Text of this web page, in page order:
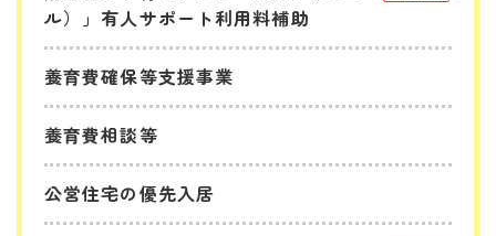
ル）」有人サポート利用料補助
養育費確保等支援事業
養育費相談等
公営住宅の優先入居